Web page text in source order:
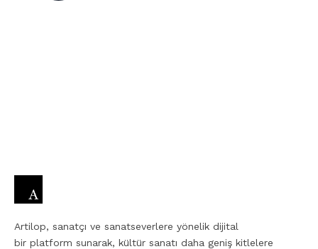
Artilop, sanatçı ve sanatseverlere yönelik dijital
bir platform sunarak, kültür sanatı daha geniş kitlelere